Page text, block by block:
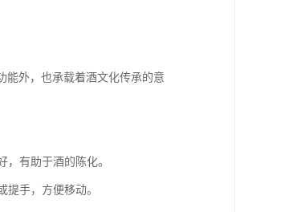
能外，也承载着酒文化传承的意
有助于酒的陈化。
手，方便移动。